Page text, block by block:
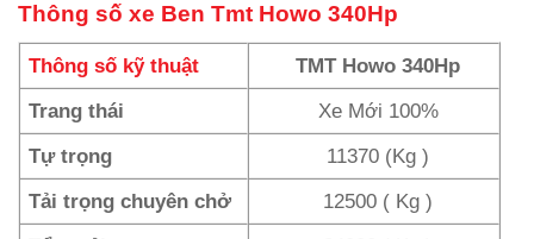
Thông số xe Ben Tmt Howo 340Hp
Thông số kỹ thuật
TMT Howo 340Hp
Trang thái
Xe Mới 100%
Tự trọng
11370 (Kg )
Tải trọng chuyên chở
12500 ( Kg )